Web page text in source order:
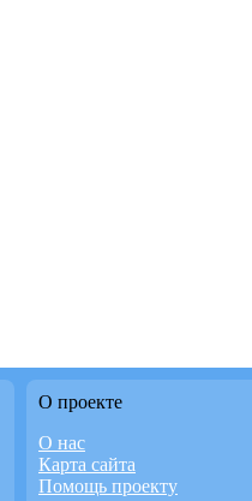
О проекте
О нас
Карта сайта
Помощь проекту